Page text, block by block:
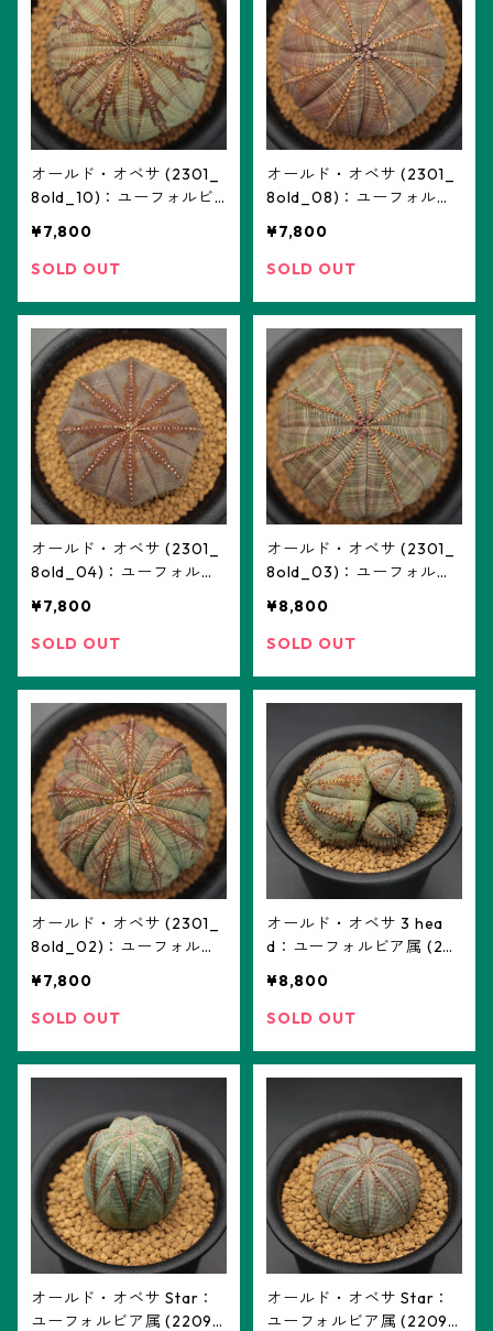
オールド・オベサ (2301_
8old_10)：ユーフォルビ
¥7,800
SOLD OUT
オールド・オベサ (2301_
8old_08)：ユーフォルビ
¥7,800
SOLD OUT
オールド・オベサ (2301_
8old_04)：ユーフォルビ
¥7,800
SOLD OUT
オールド・オベサ (2301_
8old_03)：ユーフォルビ
¥8,800
SOLD OUT
オールド・オベサ (2301_
8old_02)：ユーフォルビ
¥7,800
SOLD OUT
オールド・オベサ 3 hea
d：ユーフォルビア属 (22
¥8,800
SOLD OUT
オールド・オベサ Star：
ユーフォルビア属 (2209s
オールド・オベサ Star：
ユーフォルビア属 (2209s